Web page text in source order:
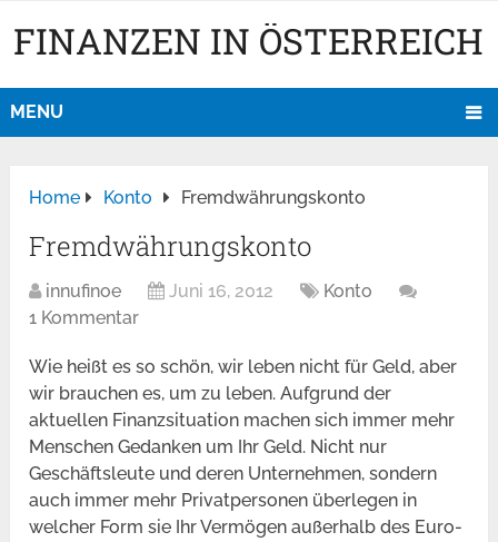
FINANZEN IN ÖSTERREICH
MENU
Home Konto Fremdwährungskonto
Fremdwährungskonto
innufinoe Juni 16, 2012
Konto
1 Kommentar
Wie heißt es so schön, wir leben nicht für Geld, aber
wir brauchen es, um zu leben. Aufgrund der
aktuellen Finanzsituation machen sich immer mehr
Menschen Gedanken um Ihr Geld. Nicht nur
Geschäftsleute und deren Unternehmen, sondern
auch immer mehr Privatpersonen überlegen in
welcher Form sie Ihr Vermögen außerhalb des Euro-